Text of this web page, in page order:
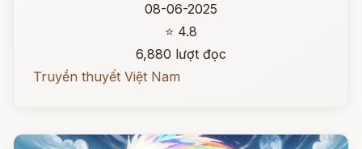
08-06-2025
⭐ 4.8
6,880 lượt đọc
Truyền thuyết Việt Nam